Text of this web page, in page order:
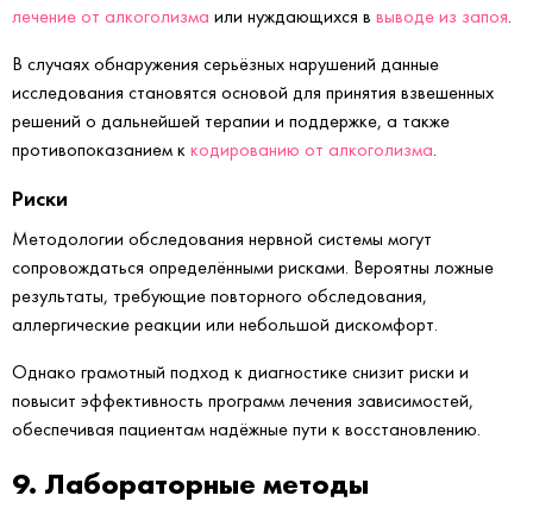
лечение от алкоголизма или нуждающихся в выводе из запоя.
В случаях обнаружения серьёзных нарушений данные
исследования становятся основой для принятия взвешенных
решений о дальнейшей терапии и поддержке, а также
противопоказанием к кодированию от алкоголизма.
Риски
Методологии обследования нервной системы могут
сопровождаться определёнными рисками. Вероятны ложные
результаты, требующие повторного обследования,
аллергические реакции или небольшой дискомфорт.
Однако грамотный подход к диагностике снизит риски и
повысит эффективность программ лечения зависимостей,
обеспечивая пациентам надёжные пути к восстановлению.
9. Лабораторные методы